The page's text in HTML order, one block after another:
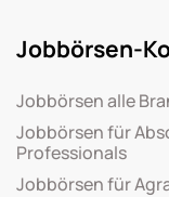
Jobbörsen-
Jobbörsen alle
Jobbörsen für
Professionals
Jobbörsen für